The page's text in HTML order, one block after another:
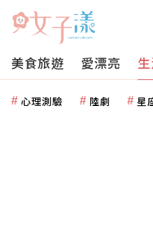
美食旅遊 愛漂亮
心理測驗 陸劇 星